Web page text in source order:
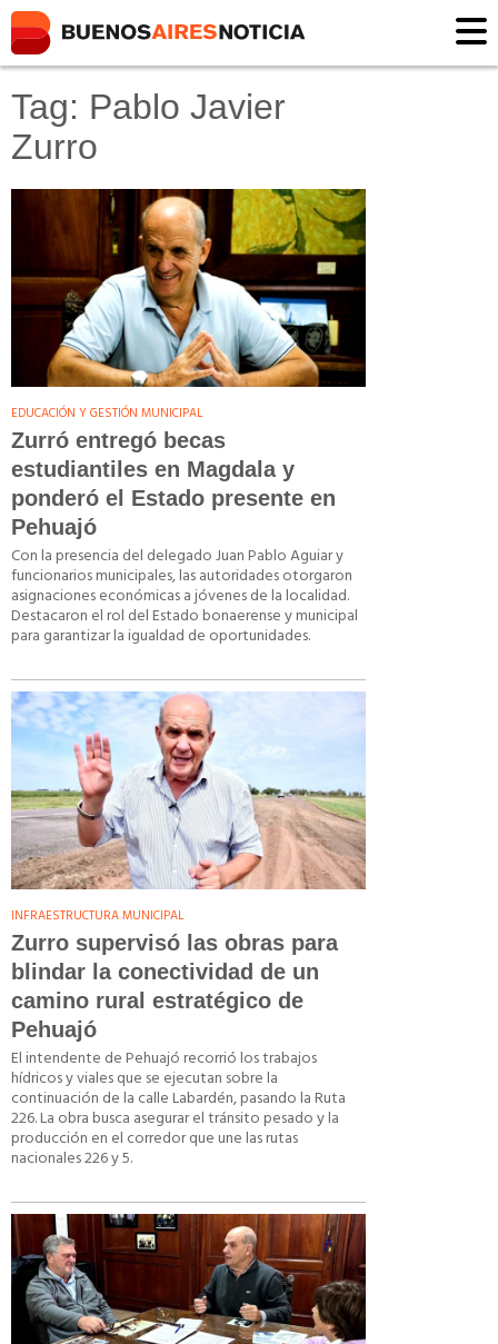
Tag: Pablo Javier
Zurro
EDUCACIÓN Y GESTIÓN MUNICIPAL
Zurró entregó becas
estudiantiles en Magdala y
ponderó el Estado presente en
Pehuajó
Con la presencia del delegado Juan Pablo Aguiar y
funcionarios municipales, las autoridades otorgaron
asignaciones económicas a jóvenes de la localidad.
Destacaron el rol del Estado bonaerense y municipal
para garantizar la igualdad de oportunidades.
INFRAESTRUCTURA MUNICIPAL
Zurro supervisó las obras para
blindar la conectividad de un
camino rural estratégico de
Pehuajó
El intendente de Pehuajó recorrió los trabajos
hídricos y viales que se ejecutan sobre la
continuación de la calle Labardén, pasando la Ruta
226. La obra busca asegurar el tránsito pesado y la
producción en el corredor que une las rutas
nacionales 226 y 5.